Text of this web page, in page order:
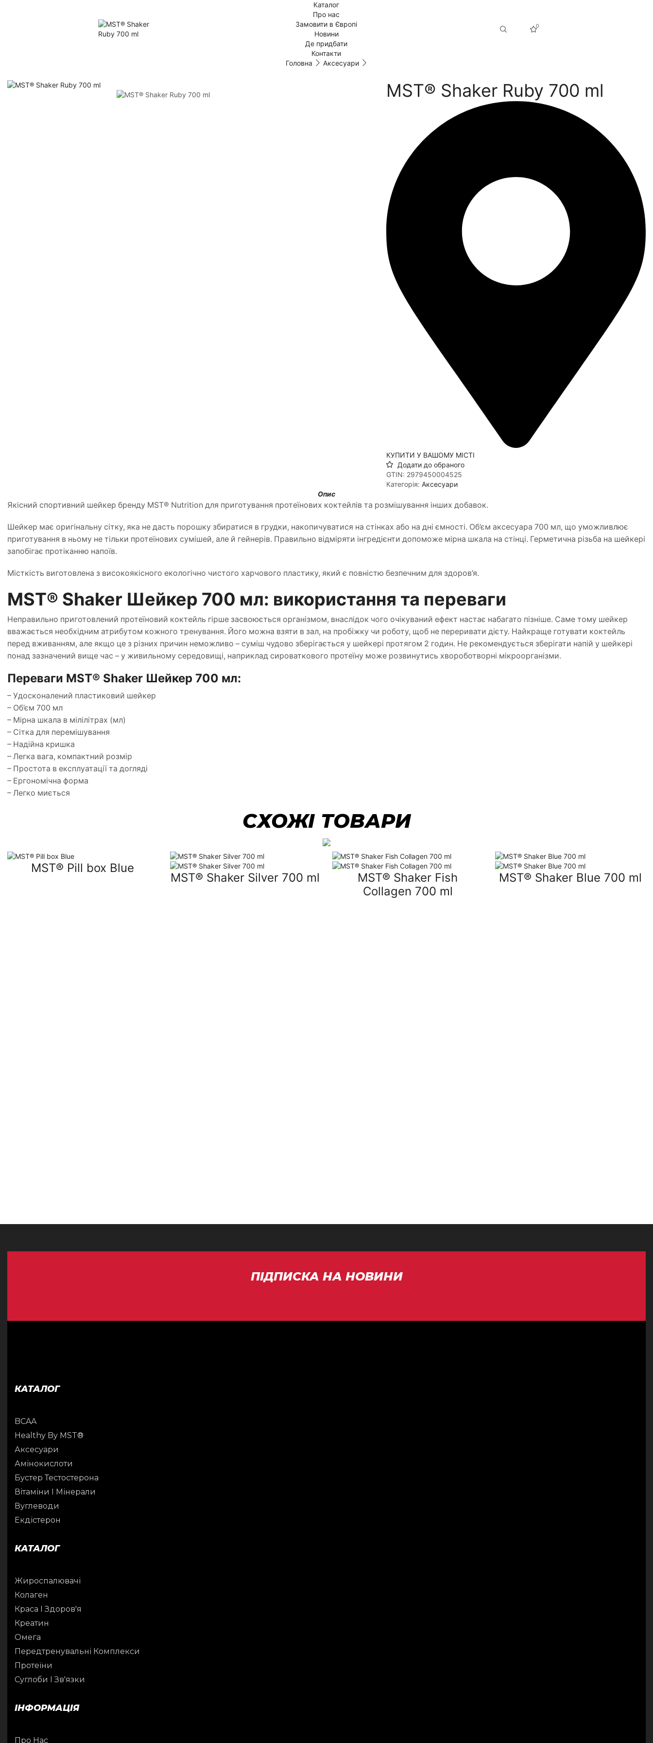
Каталог
Про нас
Замовити в Європі
Новини
Де придбати
Контакти
0
Головна Аксесуари
MST® Shaker Ruby 700 ml
КУПИТИ У ВАШОМУ МІСТІ
Додати до обраного
GTIN: 2979450004525
Категорія: Аксесуари
Опис
Якісний спортивний шейкер бренду MST® Nutrition для приготування протеїнових коктейлів та розмішування інших добавок.
Шейкер має оригінальну сітку, яка не дасть порошку збиратися в грудки, накопичуватися на стінках або на дні ємності. Об’єм аксесуара 700 мл, що уможливлює
приготування в ньому не тільки протеїнових сумішей, але й гейнерів. Правильно відміряти інгредієнти допоможе мірна шкала на стінці. Герметична різьба на шейкері
запобігає протіканню напоїв.
Місткість виготовлена ​​з високоякісного екологічно чистого харчового пластику, який є повністю безпечним для здоров’я.
MST® Shaker Шейкер 700 мл: використання та переваги
Неправильно приготовлений протеїновий коктейль гірше засвоюється організмом, внаслідок чого очікуваний ефект настає набагато пізніше. Саме тому шейкер
вважається необхідним атрибутом кожного тренування. Його можна взяти в зал, на пробіжку чи роботу, щоб не переривати дієту. Найкраще готувати коктейль
перед вживанням, але якщо це з різних причин неможливо – суміш чудово зберігається у шейкері протягом 2 годин. Не рекомендується зберігати напій у шейкері
понад зазначений вище час – у живильному середовищі, наприклад сироваткового протеїну може розвинутись хвороботворні мікроорганізми.
Переваги MST® Shaker Шейкер 700 мл:
– Удосконалений пластиковий шейкер
– Об’єм 700 мл
– Мірна шкала в мілілітрах (мл)
– Сітка для перемішування
– Надійна кришка
– Легка вага, компактний розмір
– Простота в експлуатації та догляді
– Ергономічна форма
– Легко миється
СХОЖІ ТОВАРИ
MST® Pill box Blue
MST® Shaker Silver 700 ml
MST® Shaker Fish
Collagen 700 ml
MST® Shaker Blue 700 ml
ПІДПИСКА НА НОВИНИ
КАТАЛОГ
BCAA
Healthy By MST®
Аксесуари
Амінокислоти
Бустер Тестостерона
Вітаміни І Мінерали
Вуглеводи
Екдістерон
КАТАЛОГ
Жироспалювачі
Колаген
Краса І Здоров'я
Креатин
Омега
Передтренувальні Комплекси
Протеїни
Суглоби І Зв'язки
ІНФОРМАЦІЯ
Про Нас